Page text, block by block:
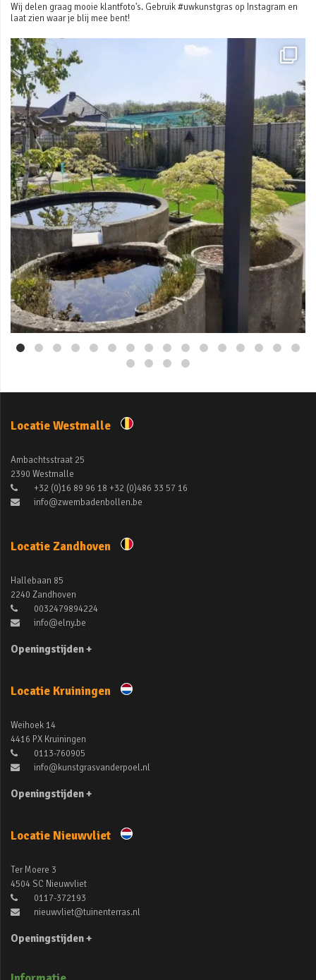
Wij delen graag mooie klantfoto's. Gebruik #uwkunstgras op Instagram en
laat zien waar je blij mee bent!
Mei 3
Locatie Westmalle
Ambachtsstraat 25
2390 Westmalle
+32 (0)16 89 96 18 +32 (0)486 33 57 16
info@zwembadenbollen.be
Locatie Zandhoven
Hallebaan 85
2240 Zandhoven
0032479894224
info@elny.be
Openingstijden +
Locatie Kruiningen
Weihoek 14
4416 PX Kruiningen
0113-760905
info@kunstgrasvanderpoel.nl
Openingstijden +
Locatie Nieuwvliet
Ter Moere 3
4504 SC Nieuwvliet
0117-372193
nieuwvliet@tuinenterras.nl
Openingstijden +